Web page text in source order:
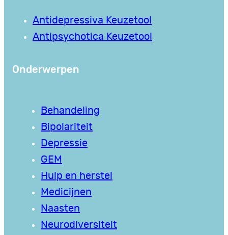
Antidepressiva Keuzetool
Antipsychotica Keuzetool
Onderwerpen
Behandeling
Bipolariteit
Depressie
GEM
Hulp en herstel
Medicijnen
Naasten
Neurodiversiteit